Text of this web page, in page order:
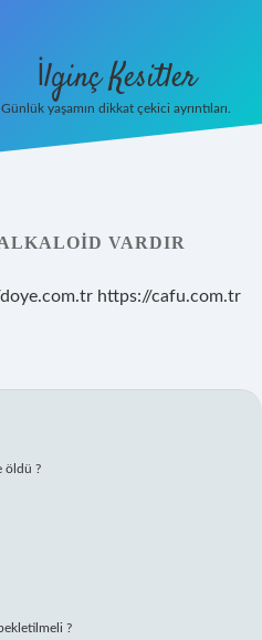
İlginç Kesitler
Günlük yaşamın dikkat çekici ayrıntıları.
VARDIR
https://cafu.com.tr
öldü ?
?